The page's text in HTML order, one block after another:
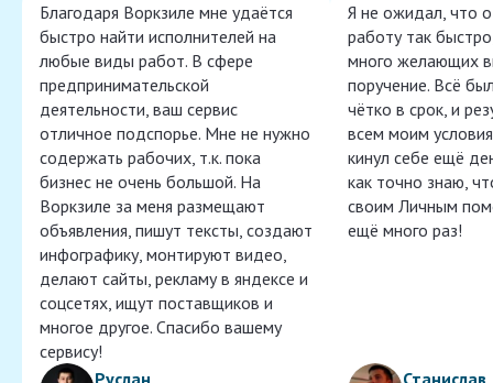
Благодаря Воркзиле мне удаётся
быстро найти исполнителей на
любые виды работ. В сфере
предпринимательской
деятельности, ваш сервис
отличное подспорье. Мне не нужно
содержать рабочих, т.к. пока
бизнес не очень большой. На
Воркзиле за меня размещают
объявления, пишут тексты, создают
инфографику, монтируют видео,
делают сайты, рекламу в яндексе и
соцсетях, ищут поставщиков и
многое другое. Спасибо вашему
сервису!
Я не ожидал, что
работу так
много желающих
поручение. Всё
чётко в срок, и
всем моим
кинул себе ещё
как точно знаю,
своим Личным
ещё много раз!